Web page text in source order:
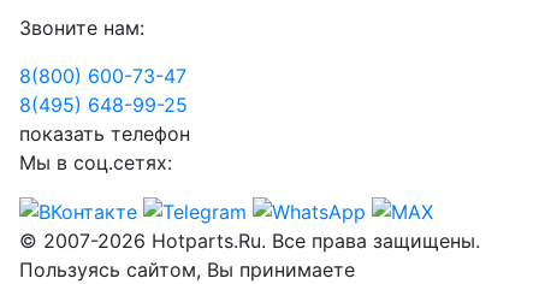
Звоните нам:
8(800) 600-73-47
8(495) 648-99-25
показать телефон
Мы в соц.сетях:
© 2007-2026 Hotparts.Ru. Все права защищены.
Пользуясь сайтом, Вы принимаете